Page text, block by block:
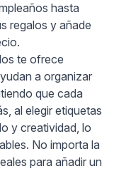
hasta
regalos y añade
te ofrece
a organizar
que cada
al elegir etiquetas
y creatividad, lo
No importa la
para añadir un